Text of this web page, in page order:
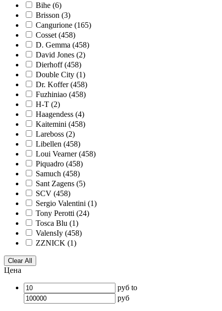
Bihe (6)
Brisson (3)
Cangurione (165)
Cosset (458)
D. Gemma (458)
David Jones (2)
Dierhoff (458)
Double City (1)
Dr. Koffer (458)
Fuzhiniao (458)
H-T (2)
Haagendess (4)
Kaitemini (458)
Lareboss (2)
Libellen (458)
Loui Vearner (458)
Piquadro (458)
Samuch (458)
Sant Zagens (5)
SCV (458)
Sergio Valentini (1)
Tony Perotti (24)
Tosca Blu (1)
ValensIy (458)
ZZNICK (1)
Clear All
Цена
руб to
руб